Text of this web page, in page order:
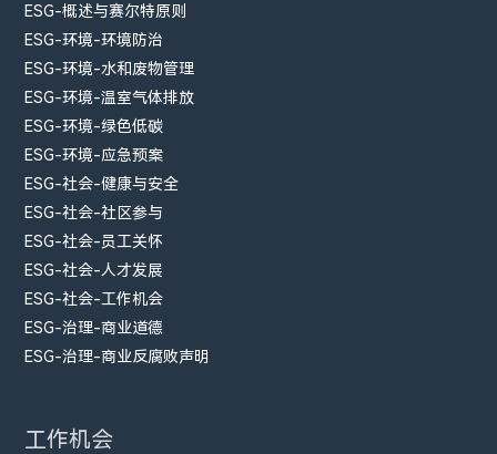
ESG-概述与赛尔特原则
ESG-环境-环境防治
ESG-环境-水和废物管理
ESG-环境-温室气体排放
ESG-环境-绿色低碳
ESG-环境-应急预案
ESG-社会-健康与安全
ESG-社会-社区参与
ESG-社会-员工关怀
ESG-社会-人才发展
ESG-社会-工作机会
ESG-治理-商业道德
ESG-治理-商业反腐败声明
工作机会